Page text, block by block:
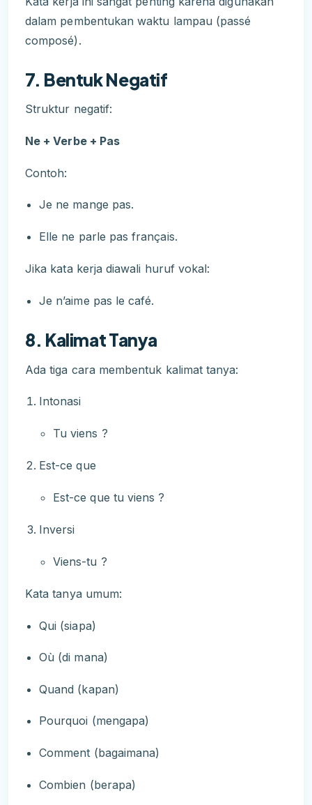
dalam pembentukan waktu lampau (passé
composé).
7. Bentuk Negatif
Struktur negatif:
Ne + Verbe + Pas
Contoh:
Je ne mange pas.
Elle ne parle pas français.
Jika kata kerja diawali huruf vokal:
Je n’aime pas le café.
8. Kalimat Tanya
Ada tiga cara membentuk kalimat tanya:
Intonasi
Tu viens ?
Est-ce que
Est-ce que tu viens ?
Inversi
Viens-tu ?
Kata tanya umum:
Qui (siapa)
Où (di mana)
Quand (kapan)
Pourquoi (mengapa)
Comment (bagaimana)
Combien (berapa)